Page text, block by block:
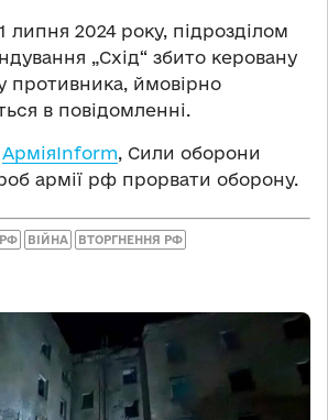
липня 2024 року, підрозділом
„Схід“ збито керовану
противника, ймовірно
в повідомленні.
АрміяInform, Сили оборони
армії рф прорвати оборону.
ВІЙНА ВТОРГНЕННЯ РФ